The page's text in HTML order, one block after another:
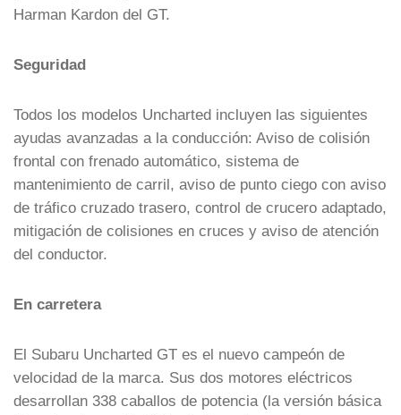
Harman Kardon del GT.
Seguridad
Todos los modelos Uncharted incluyen las siguientes
ayudas avanzadas a la conducción: Aviso de colisión
frontal con frenado automático, sistema de
mantenimiento de carril, aviso de punto ciego con aviso
de tráfico cruzado trasero, control de crucero adaptado,
mitigación de colisiones en cruces y aviso de atención
del conductor.
En carretera
El Subaru Uncharted GT es el nuevo campeón de
velocidad de la marca. Sus dos motores eléctricos
desarrollan 338 caballos de potencia (la versión básica